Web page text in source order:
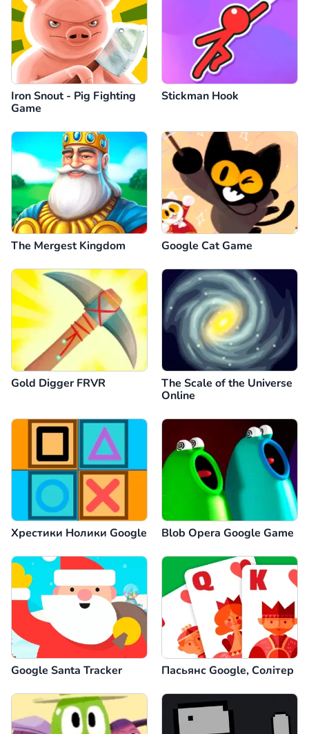
Iron Snout - Pig Fighting
Game
Stickman Hook
The Mergest Kingdom Google Cat Game
Gold Digger FRVR
The Scale of the Universe
Online
Хрестики Нолики Google Blob Opera Google Game
Google Santa Tracker Пасьянс Google, Солітер